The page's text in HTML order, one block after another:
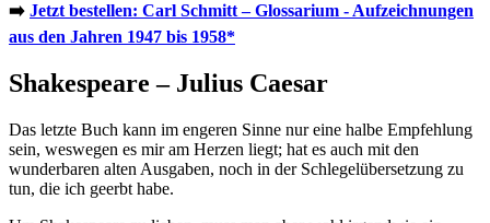
➡️ Jetzt bestellen: Carl Schmitt – Glossarium - Aufzeichnungen
aus den Jahren 1947 bis 1958*
Shakespeare – Julius Caesar
Das letzte Buch kann im engeren Sinne nur eine halbe Empfehlung
sein, weswegen es mir am Herzen liegt; hat es auch mit den
wunderbaren alten Ausgaben, noch in der Schlegelübersetzung zu
tun, die ich geerbt habe.